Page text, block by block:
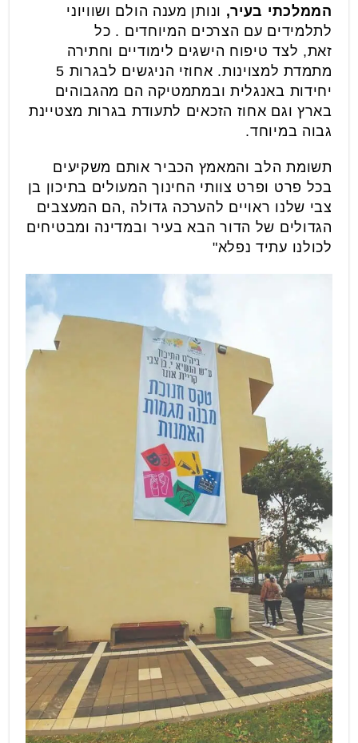
הממלכתי בעיר, ונותן מענה הולם ושוויוני
לתלמידים עם הצרכים המיוחדים . כל
זאת, לצד טיפוח הישגים לימודיים וחתירה
מתמדת למצוינות. אחוזי הניגשים לבגרות 5
יחידות באנגלית ובמתמטיקה הם מהגבוהים
בארץ וגם אחוז הזכאים לתעודת בגרות מצטיינת
גבוה במיוחד.
תשומת הלב והמאמץ הכביר אותם משקיעים
בכל פרט ופרט צוותי החינוך המעולים בתיכון בן
צבי שלנו ראויים להערכה גדולה ,הם המעצבים
הגדולים של הדור הבא בעיר ובמדינה ומבטיחים
לכולנו עתיד נפלא"